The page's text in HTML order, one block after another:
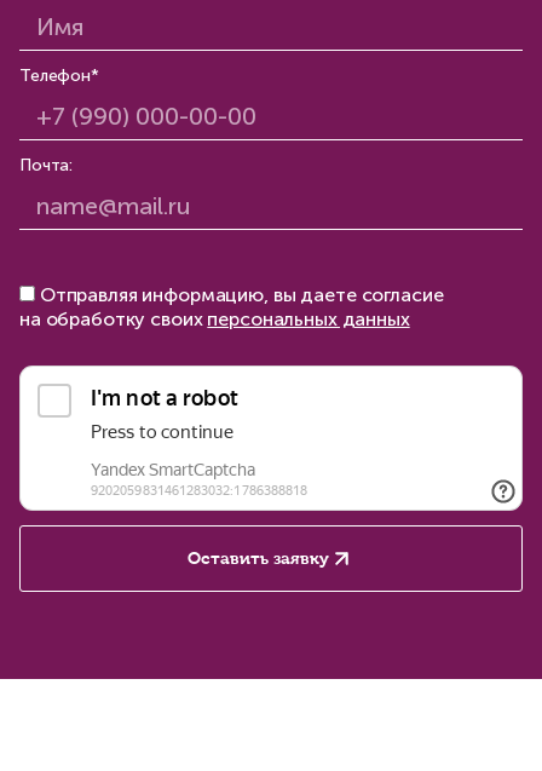
Телефон*
Почта:
Отправляя информацию, вы даете согласие
на обработку своих персональных данных
Оставить заявку